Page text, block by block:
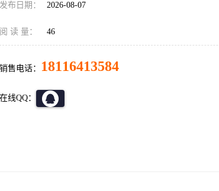
发布日期： 2026-08-07
阅 读 量： 46
销售电话： 18116413584
在线QQ：